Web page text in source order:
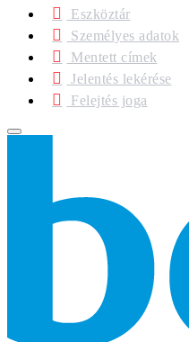
Eszköztár
Személyes adatok
Mentett címek
Jelentés lekérése
Felejtés joga